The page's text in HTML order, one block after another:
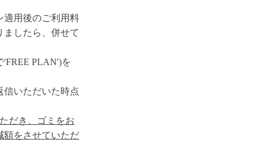
適用後のご利用料
したら、併せて
PLAN')を
信いただいた時点
だき、ゴミをお
額をさせていただ